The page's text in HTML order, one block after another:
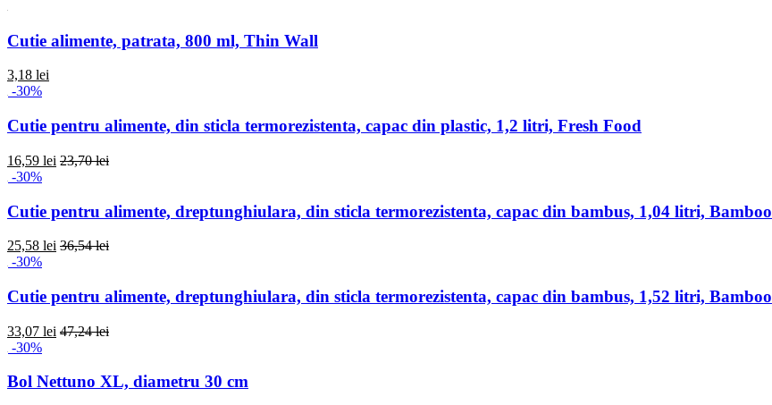
Cutie alimente, patrata, 800 ml, Thin Wall
3,18 lei
-30%
Cutie pentru alimente, din sticla termorezistenta, capac din plastic, 1,2 litri, Fresh Food
16,59 lei 23,70 lei
-30%
Cutie pentru alimente, dreptunghiulara, din sticla termorezistenta, capac din bambus, 1,04 litri, Bamboo
25,58 lei 36,54 lei
-30%
Cutie pentru alimente, dreptunghiulara, din sticla termorezistenta, capac din bambus, 1,52 litri, Bamboo
33,07 lei 47,24 lei
-30%
Bol Nettuno XL, diametru 30 cm